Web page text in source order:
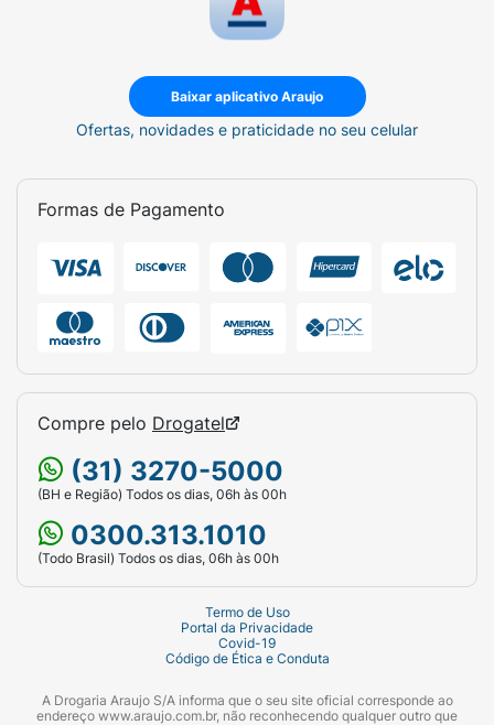
Baixar aplicativo Araujo
Ofertas, novidades e praticidade no seu celular
Formas de Pagamento
Compre pelo Drogatel
(31) 3270-5000
(BH e Região) Todos os dias, 06h às 00h
0300.313.1010
(Todo Brasil) Todos os dias, 06h às 00h
Termo de Uso
Portal da Privacidade
Covid-19
Código de Ética e Conduta
A Drogaria Araujo S/A informa que o seu site oficial corresponde ao
endereço www.araujo.com.br, não reconhecendo qualquer outro que